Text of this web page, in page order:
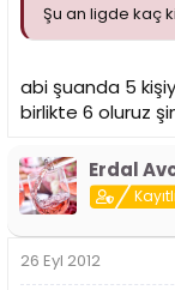
Şu an ligde kaç
abi şuanda 5
birlikte 6 oluruz
Erdal
26 Eyl 2012